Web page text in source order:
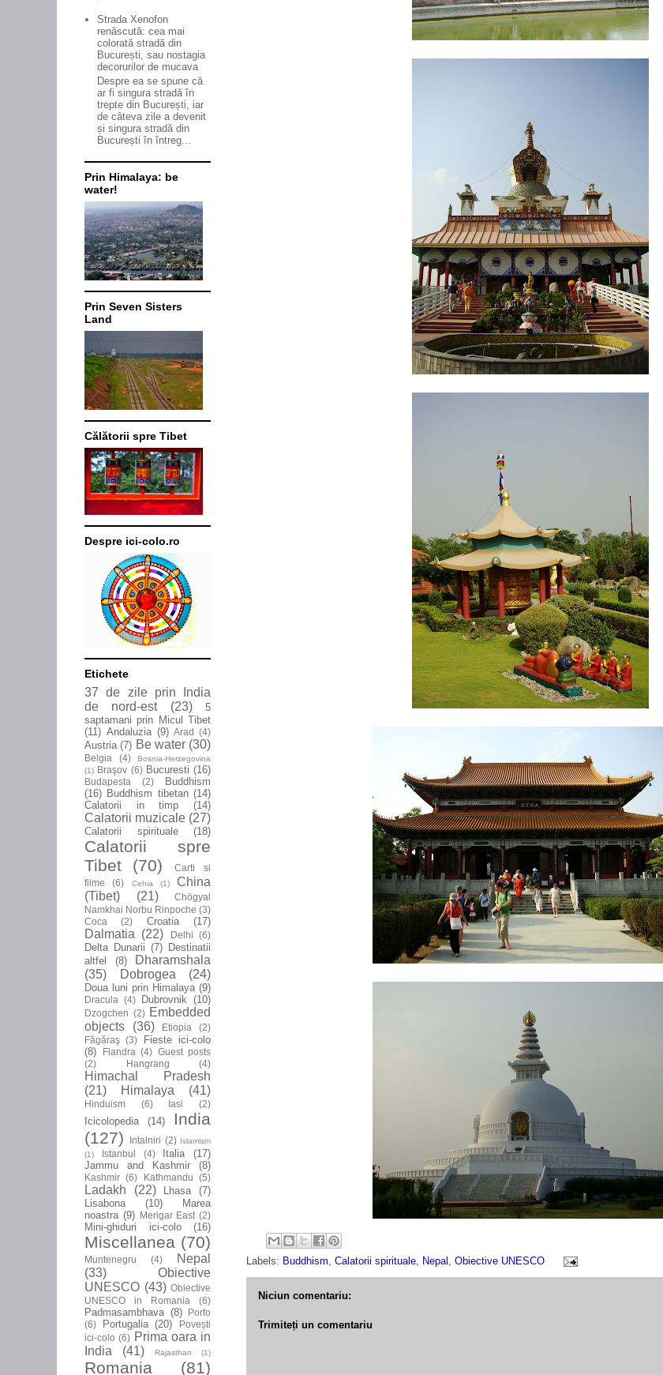
Labels: Buddhism Calatorii spirituale Nepal Obiective UNESCO
Niciun comentariu:
Trimiteți un comentariu
Strada Xenofon
renăscută: cea mai
colorată stradă din
București, sau nostagia
decorurilor de mucava
Despre ea se spune că
ar fi singura stradă în
trepte din București, iar
de câteva zile a devenit
și singura stradă din
București în întreg...
Prin Himalaya: be
water!
Prin Seven Sisters
Land
Călătorii spre Tibet
Despre ici-colo.ro
Etichete
37 de zile prin India
de nord-est
(23)
5
saptamani prin Micul Tibet
(11) Andaluzia (9) Arad (4)
Austria (7) Be water (30)
Belgia (4)
Bosnia-Herzegovina
(1) Braşov (6) Bucuresti (16)
Budapesta (2)
Buddhism
(16) Buddhism tibetan (14)
Calatorii in timp
(14)
Calatorii muzicale (27)
Calatorii spirituale (18)
Calatorii spre
Tibet
(70)
Carti si
filme
(6) Cehia (1)
China
(Tibet)
(21)
Chögyal
Namkhai Norbu Rinpoche (3)
Coca
(2) Croatia (17)
Dalmatia (22) Delhi (6)
Delta Dunarii (7) Destinatii
altfel
(8)
Dharamshala
(35)
Dobrogea (24)
Doua luni prin Himalaya (9)
Dracula (4) Dubrovnik (10)
Dzogchen (2) Embedded
objects
(36) Etiopia
(2)
Făgăraş (3)
Fieste ici-colo
(8)
Flandra (4) Guest posts
(2)
Hangrang (4)
Himachal Pradesh
(21)
Himalaya (41)
Hinduism (6) Iasi (2)
Icicolopedia (14)
India
(127)
Intalniri (2) Islamism
(1)
Istanbul (4) Italia
(17)
Jammu and Kashmir
(8)
Kashmir (6) Kathmandu (5)
Ladakh (22) Lhasa
(7)
Lisabona
(10)
Marea
noastra (9) Merigar East (2)
Mini-ghiduri ici-colo (16)
Miscellanea (70)
Muntenegru (4)
Nepal
(33)
Obiective
UNESCO (43) Obiective
UNESCO in Romania
(6)
Padmasambhava (8)
Porto
(6)
Portugalia (20)
Povești
ici-colo (6) Prima oara in
India
(41) Rajasthan (1)
Romania (81)